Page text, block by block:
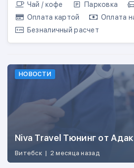
Чай / кофе
Парковка
Оплата картой
Оплата
Безналичный расчет
НОВОСТИ
Niva Travel Тюнинг от
Витебск | 2 месяца назад